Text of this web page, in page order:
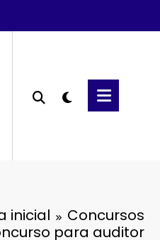
inicial
Concursos
para auditor